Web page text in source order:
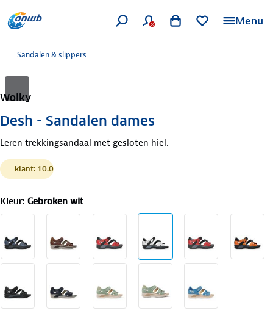
Menu
Sandalen & slippers
Wolky
Desh - Sandalen dames
Leren trekkingsandaal met gesloten hiel.
klant: 10.0
Kleur: Gebroken wit